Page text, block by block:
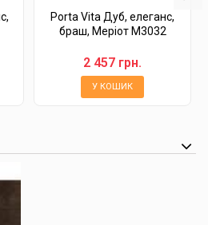
Porta Vita Дуб, елеганс,
браш, Меріот М3032
2 457 грн.
У КОШИК